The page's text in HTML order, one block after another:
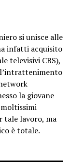
si unisce alle
infatti acquisito
televisivi CBS),
la giovane
tale lavoro, ma
è totale.